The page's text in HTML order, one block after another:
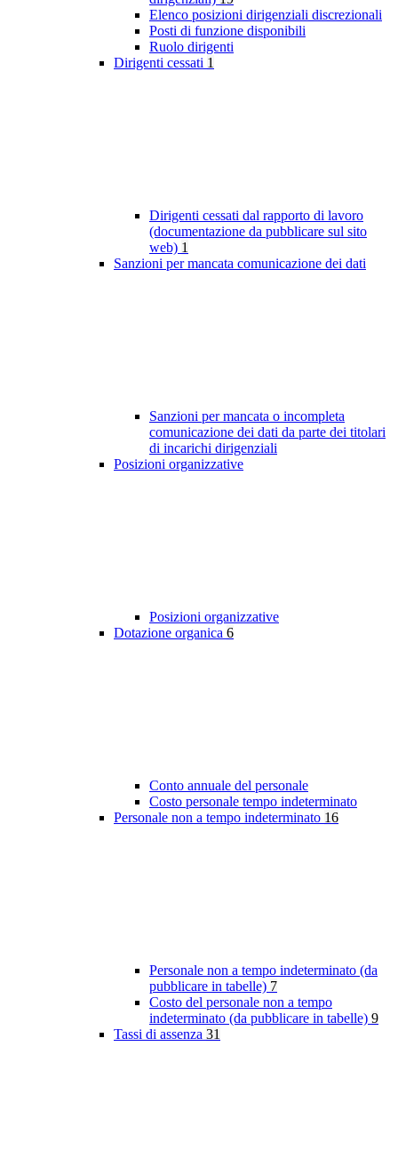
Elenco posizioni dirigenziali discrezionali
Posti di funzione disponibili
Ruolo dirigenti
Dirigenti cessati 1
Dirigenti cessati dal rapporto di lavoro
(documentazione da pubblicare sul sito
web) 1
Sanzioni per mancata comunicazione dei dati
Sanzioni per mancata o incompleta
comunicazione dei dati da parte dei titolari
di incarichi dirigenziali
Posizioni organizzative
Posizioni organizzative
Dotazione organica 6
Conto annuale del personale
Costo personale tempo indeterminato
Personale non a tempo indeterminato 16
Personale non a tempo indeterminato (da
pubblicare in tabelle) 7
Costo del personale non a tempo
indeterminato (da pubblicare in tabelle) 9
Tassi di assenza 31